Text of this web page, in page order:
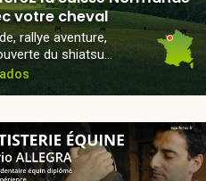
votre cheval
rallye aventure,
du shiatsu…